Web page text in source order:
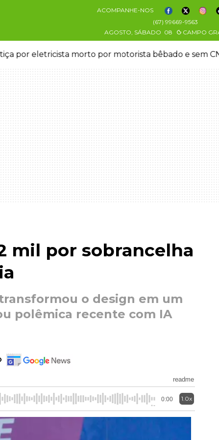
ACOMPANHE-NOS
(67) 99669-9563
AGOSTO, SÁBADO 08 CAMPO
por eletricista morto por motorista bêbado e sem
mil por sobrancelha
o design em um
polêmica recente com IA
readme
0:00 1.0x